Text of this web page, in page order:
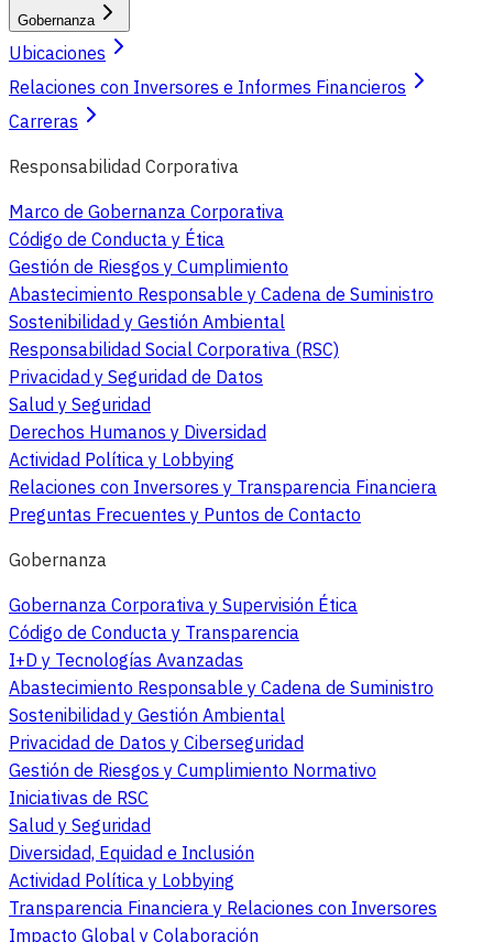
Gobernanza
Ubicaciones
Relaciones con Inversores e Informes Financieros
Carreras
Responsabilidad Corporativa
Marco de Gobernanza Corporativa
Código de Conducta y Ética
Gestión de Riesgos y Cumplimiento
Abastecimiento Responsable y Cadena de Suministro
Sostenibilidad y Gestión Ambiental
Responsabilidad Social Corporativa (RSC)
Privacidad y Seguridad de Datos
Salud y Seguridad
Derechos Humanos y Diversidad
Actividad Política y Lobbying
Relaciones con Inversores y Transparencia Financiera
Preguntas Frecuentes y Puntos de Contacto
Gobernanza
Gobernanza Corporativa y Supervisión Ética
Código de Conducta y Transparencia
I+D y Tecnologías Avanzadas
Abastecimiento Responsable y Cadena de Suministro
Sostenibilidad y Gestión Ambiental
Privacidad de Datos y Ciberseguridad
Gestión de Riesgos y Cumplimiento Normativo
Iniciativas de RSC
Salud y Seguridad
Diversidad, Equidad e Inclusión
Actividad Política y Lobbying
Transparencia Financiera y Relaciones con Inversores
Impacto Global y Colaboración